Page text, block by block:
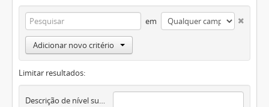
em
Adicionar novo critério
Limitar resultados:
Descrição de nível superior